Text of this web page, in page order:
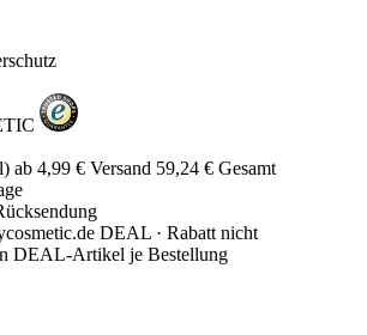
ab 4,99 € Versand 59,24 € Gesamt
DEAL · Rabatt nicht
DEAL-Artikel je Bestellung